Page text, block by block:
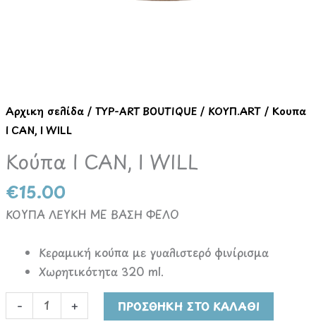
Αρχική σελίδα /TYP-ART BOUTIQUE / ΚΟΥΠ.ART / Κούπα
I CAN, I WILL
Κούπα I CAN, I WILL
€15.00
ΚΟΥΠΑ ΛΕΥΚΗ ΜΕ ΒΑΣΗ ΦΕΛΟ
Κεραμική κούπα με γυαλιστερό φινίρισμα
Χωρητικότητα 320 ml.
- + ΠΡΟΣΘΉΚΗ ΣΤΟ ΚΑΛΆΘΙ